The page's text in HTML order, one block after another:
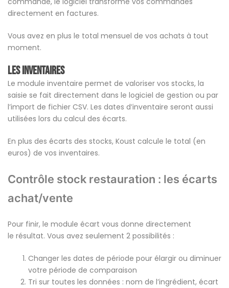
directement en factures.
Vous avez en plus le total mensuel de vos achats à tout
moment.
Les inventaires
Le module inventaire permet de valoriser vos stocks, la
saisie se fait directement dans le logiciel de gestion ou par
l’import de fichier CSV. Les dates d’inventaire seront aussi
utilisées lors du calcul des écarts.
En plus des écarts des stocks, Koust calcule le total (en
euros) de vos inventaires.
Contrôle stock restauration : les écarts
achat/vente
Pour finir, le module écart vous donne directement
le résultat. Vous avez seulement 2 possibilités :
Changer les dates de période pour élargir ou diminuer
votre période de comparaison
Tri sur toutes les données : nom de l’ingrédient, écart